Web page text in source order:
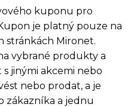
kuponu pro
je platný pouze na
stránkách Mironet.
vybrané produkty a
jinými akcemi nebo
nebo prodat, a je
zákazníka a jednu